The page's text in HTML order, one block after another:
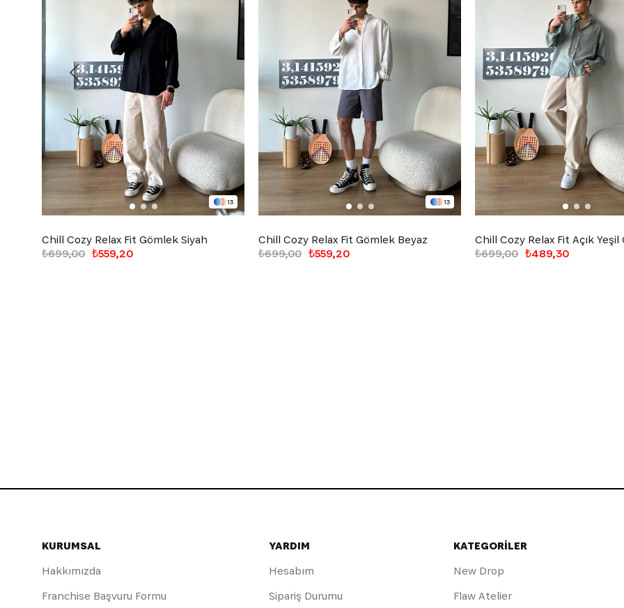
13
Chill Cozy Relax Fit Gömlek Siyah
₺559,20
₺699,00
13
Chill Cozy Relax Fit Gömlek Beyaz
₺559,20
₺699,00
Chill Cozy Relax Fit Açık
₺489,30
₺699,00
KURUMSAL
Hakkımızda
Franchise Başvuru Formu
YARDIM
Hesabım
Sipariş Durumu
KATEGORİLER
New Drop
Flaw Atelier